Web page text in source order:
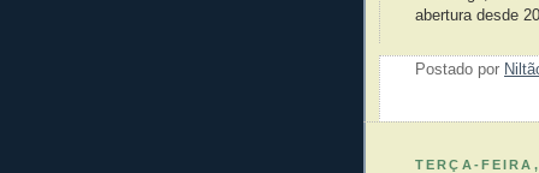
abertura desde
Postado por
TERÇA-